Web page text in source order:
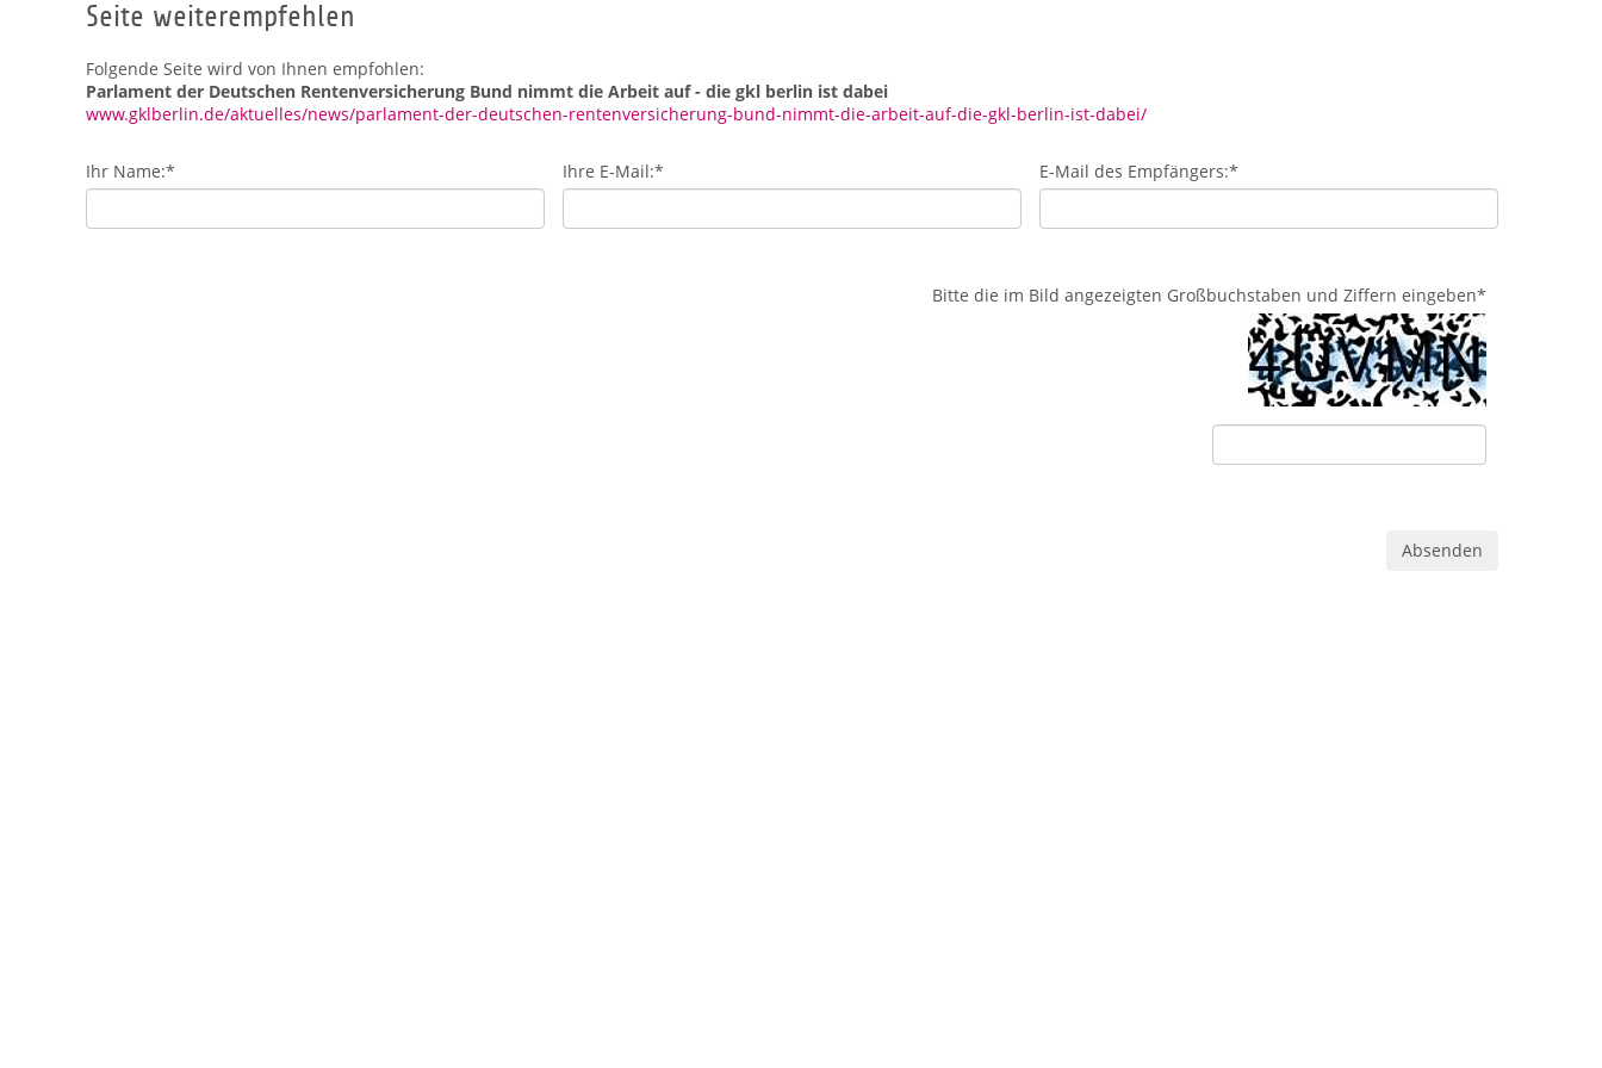
Seite weiterempfehlen
Folgende Seite wird von Ihnen empfohlen:
Parlament der Deutschen Rentenversicherung Bund nimmt die Arbeit auf - die gkl berlin ist dabei
www.gklberlin.de/aktuelles/news/parlament-der-deutschen-rentenversicherung-bund-nimmt-die-arbeit-auf-die-gkl-berlin-ist-dabei/
Ihr Name:* Ihre E-Mail:* E-Mail des Empfängers:*
Bitte die im Bild angezeigten Großbuchstaben und Ziffern eingeben*
Absenden